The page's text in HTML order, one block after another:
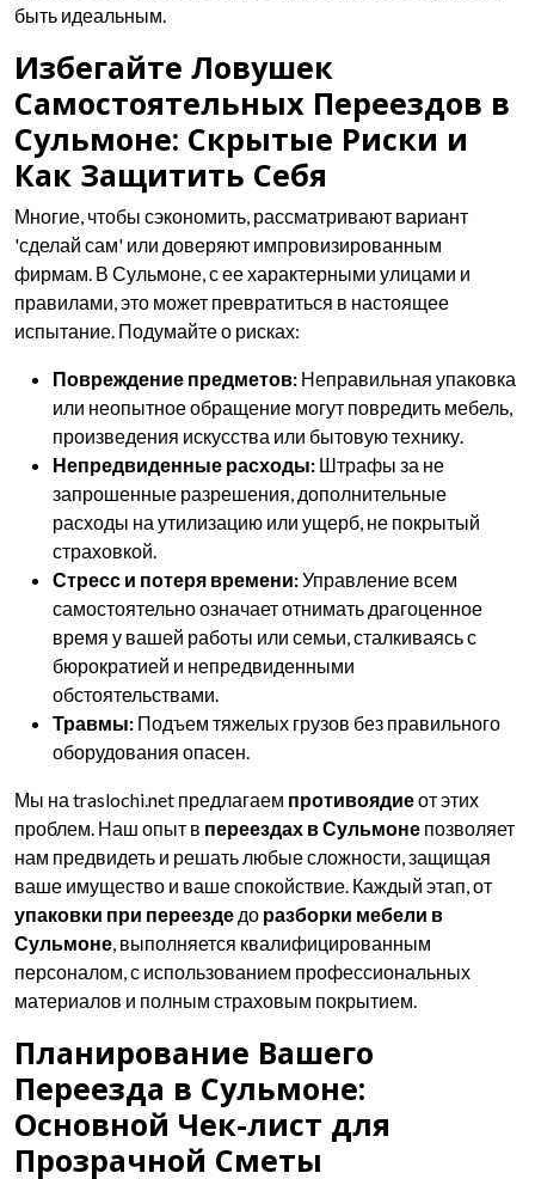
быть идеальным.
Избегайте Ловушек
Самостоятельных Переездов в
Сульмоне: Скрытые Риски и
Как Защитить Себя
Многие, чтобы сэкономить, рассматривают вариант
'сделай сам' или доверяют импровизированным
фирмам. В Сульмоне, с ее характерными улицами и
правилами, это может превратиться в настоящее
испытание. Подумайте о рисках:
Повреждение предметов: Неправильная упаковка
или неопытное обращение могут повредить мебель,
произведения искусства или бытовую технику.
Непредвиденные расходы: Штрафы за не
запрошенные разрешения, дополнительные
расходы на утилизацию или ущерб, не покрытый
страховкой.
Стресс и потеря времени:Управление всем
самостоятельно означает отнимать драгоценное
время у вашей работы или семьи, сталкиваясь с
бюрократией и непредвиденными
обстоятельствами.
Травмы: Подъем тяжелых грузов без правильного
оборудования опасен.
Мы на traslochi.net предлагаем противоядиеот этих
проблем. Наш опыт в переездах в Сульмоне позволяет
нам предвидеть и решать любые сложности, защищая
ваше имущество и ваше спокойствие. Каждый этап, от
упаковки при переезде до разборки мебели в
Сульмоне, выполняется квалифицированным
персоналом, с использованием профессиональных
материалов и полным страховым покрытием.
Планирование Вашего
Переезда в Сульмоне:
Основной Чек-лист для
Прозрачной Сметы